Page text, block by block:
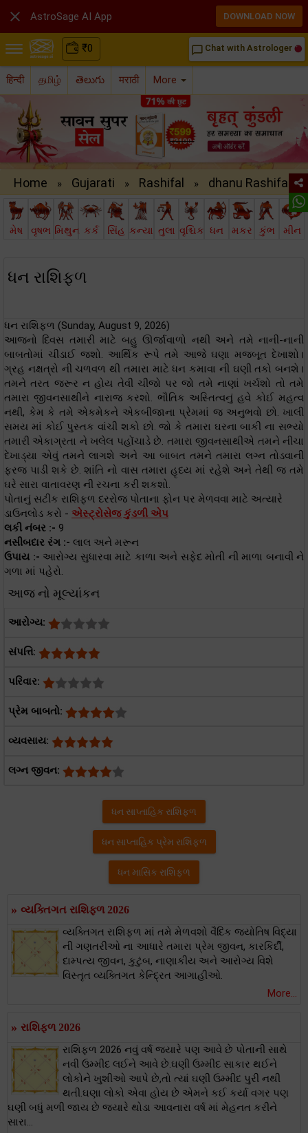
₹0 chat_bubble_outline Chat with Astrologer
हिन्दी தமிழ் తెలుగు मराठी More
Home » Gujarati » Rashifal » dhanu Rashifal ..
મેષ વૃષભ મિથુન કર્ક સિંહ કન્યા તુલા વૃશ્ચિક ધન મકર કુંભ મીન
ધન રાશિફળ
ધન રાશિફળ (Sunday, August 9, 2026)
આજનો દિવસ તમારી માટે બહુ ઊર્જાવાળો નથી અને તમે નાની-નાની
બાબતોમાં ચીડાઈ જશો. આર્થિક રૂપે તમે આજે ઘણા મજબૂત દેખાશો।
ગ્રહ નક્ષત્રો ની ચળવળ થી તમારા માટે ધન કમાવા ની ઘણી તકો બનશે।
તમને તરત જરૂર ન હોય તેવી ચીજો પર જો તમે નાણાં ખર્ચશો તો તમે
તમારા જીવનસાથીને નારાજ કરશો. ભૌતિક અસ્તિત્વનું હવે કોઈ મહત્વ
નથી, કેમ કે તમે એકમેકને એકબીજાના પ્રેમમાં જ અનુભવો છો. ખાલી
સમય માં કોઈ પુસ્તક વાંચી શકો છો. જો કે તમારા ઘરના બાકી ના સભ્યો
તમારી એકાગ્રતા ને ખલેલ પહોંચાડે છે. તમારા જીવનસાથીએ તમને નીચા
દેખાડ્યા એવું તમને લાગશે અને આ બાબત તમને તમારા લગ્ન તોડવાની
ફરજ પાડી શકે છે. શાંતિ નો વાસ તમારા હૃદય માં રહેશે અને તેથી જ તમે
ઘરે સારા વાતાવરણ ની રચના કરી શકશો.
પોતાનું સટીક રાશિફળ દરરોજ પોતાના ફોન પર મેળવવા માટે અત્યારે
ડાઉનલોડ કરો - એસ્ટ્રોસેજ કુંડળી એપ
લકી નંબર :- 9
નસીબદાર રંગ :- લાલ અને મરૂન
ઉપાય :- આરોગ્ય સુધારવા માટે કાળા અને સફેદ મોતી ની માળા બનાવી ને
ગળા માં પહેરો.
આજ નો મૂલ્યાંકન
આરોગ્ય:
સંપત્તિ:
પરિવાર:
પ્રેમ બાબતો:
વ્યવસાય:
લગ્ન જીવન:
ધન સાપ્તાહિક રાશિફળ
ધન સાપ્તાહિક પ્રેમ રાશિફળ
ધન માસિક રાશિફળ
» વ્યક્તિગત રાશિફળ 2026
વ્યક્તિગત રાશિફળ માં તમે મેળવશો વૈદિક જ્યોતિષ વિદ્યા
ની ગણતરીઓ ના આધારે તમારા પ્રેમ જીવન, કારકિર્દી,
દામ્પત્ય જીવન, કુટુંબ, નાણાકીય અને આરોગ્ય વિશે
વિસ્તૃત વ્યક્તિગત કેન્દ્રિત આગાહીઓ.
More...
» રાશિફળ 2026
રાશિફળ 2026 નવું વર્ષ જયારે પણ આવે છે પોતાની સાથે
નવી ઉમ્મીદ લઈને આવે છે.ઘણી ઉમ્મીદ સાકાર થઈને
લોકોને ખુશીઓ આપે છે,તો ત્યાં ઘણી ઉમ્મીદ પુરી નથી
થતી.ઘણા લોકો એવા હોય છે એમને કઈ કર્યા વગર પણ
ઘણી બધું મળી જાય છે જયારે થોડા આવનારા વર્ષ માં મેહનત કરીને
સારા...
 AstroSage AI App DOWNLOAD NOW